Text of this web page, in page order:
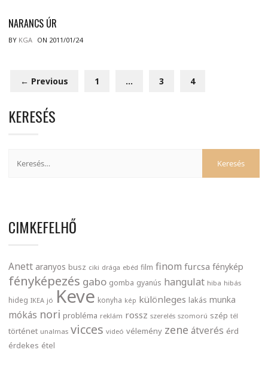
NARANCS ÚR
BY KGA ON 2011/01/24
← Previous 1 … 3 4
KERESÉS
CIMKEFELHŐ
Anett aranyos busz ciki drága ebéd film finom furcsa fénykép
fényképezés gabo gomba gyanús hangulat hiba hibás
hideg IKEA jó Keve konyha kép különleges lakás munka
mókás nori probléma reklám rossz szerelés szomorú szép tél
történet unalmas vicces videó vélemény zene átverés érd
érdekes étel